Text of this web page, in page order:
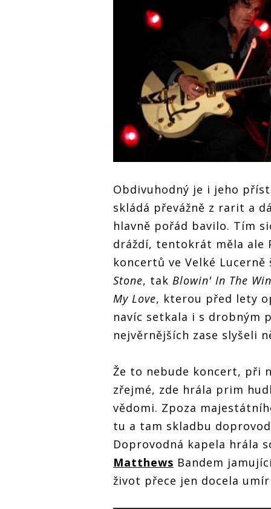
Obdivuhodný je i jeho
skládá převážně z rarit a
hlavně pořád bavilo. Tím
dráždí, tentokrát měla ale
koncertů ve Velké
Stone, tak Blowin' In The
My Love, kterou před lety
navíc setkala i s drobným
nejvěrnějších zase slyšeli
Že to nebude koncert, při
zřejmé, zde hrála prim
vědomi. Zpoza
tu a tam skladbu
Doprovodná kapela hrála
Matthews Bandem
život přece jen docela